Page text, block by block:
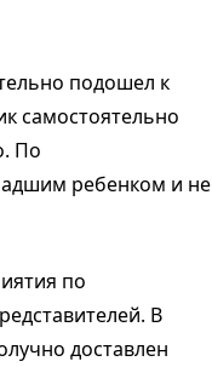
подошел к
самостоятельно
По
ребенком и не
по
В
доставлен